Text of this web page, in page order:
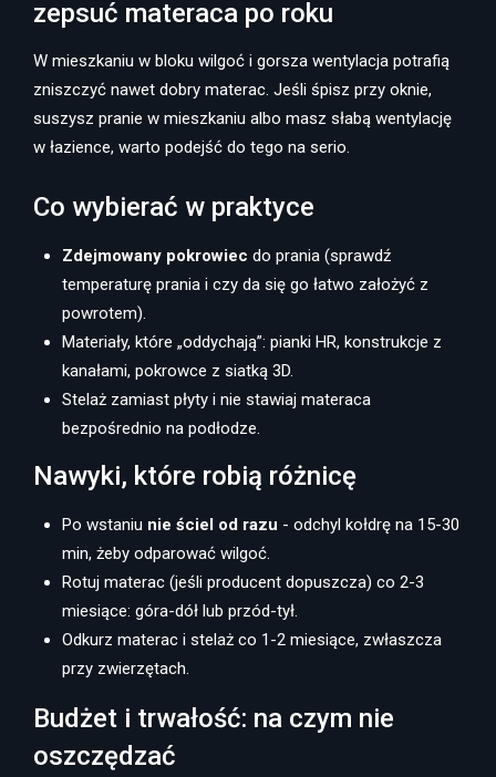
zepsuć materaca po roku
W mieszkaniu w bloku wilgoć i gorsza wentylacja potrafią
zniszczyć nawet dobry materac. Jeśli śpisz przy oknie,
suszysz pranie w mieszkaniu albo masz słabą wentylację
w łazience, warto podejść do tego na serio.
Co wybierać w praktyce
Zdejmowany pokrowiec do prania (sprawdź
temperaturę prania i czy da się go łatwo założyć z
powrotem).
Materiały, które „oddychają”: pianki HR, konstrukcje z
kanałami, pokrowce z siatką 3D.
Stelaż zamiast płyty i nie stawiaj materaca
bezpośrednio na podłodze.
Nawyki, które robią różnicę
Po wstaniu nie ściel od razu - odchyl kołdrę na 15-30
min, żeby odparować wilgoć.
Rotuj materac (jeśli producent dopuszcza) co 2-3
miesiące: góra-dół lub przód-tył.
Odkurz materac i stelaż co 1-2 miesiące, zwłaszcza
przy zwierzętach.
Budżet i trwałość: na czym nie
oszczędzać